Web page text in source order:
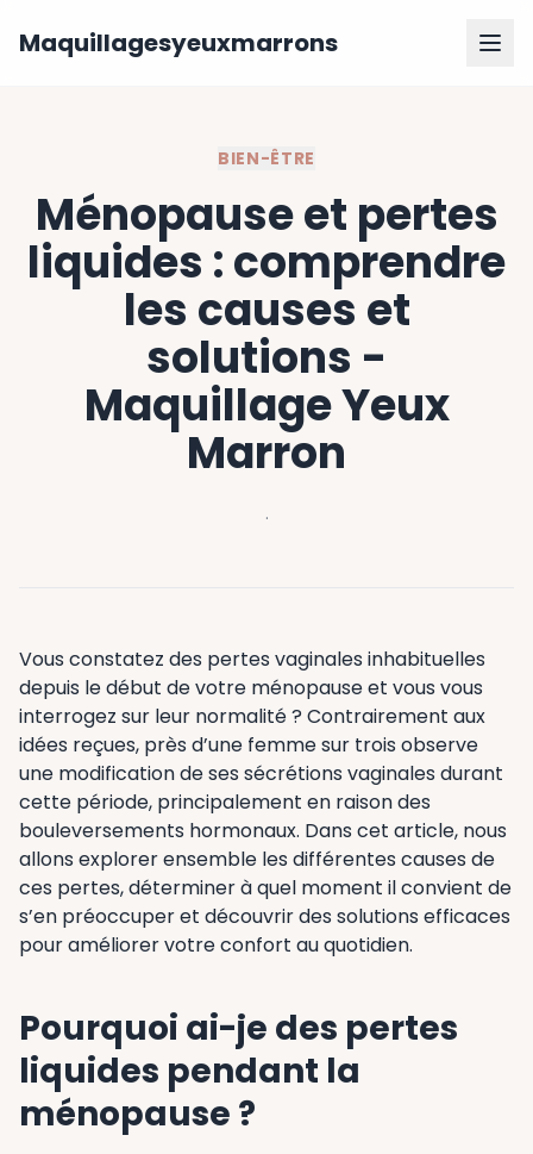
Maquillagesyeuxmarrons
BIEN-ÊTRE
Ménopause et pertes
liquides : comprendre
les causes et
solutions -
Maquillage Yeux
Marron
·
Vous constatez des pertes vaginales inhabituelles
depuis le début de votre ménopause et vous vous
interrogez sur leur normalité ? Contrairement aux
idées reçues, près d’une femme sur trois observe
une modification de ses sécrétions vaginales durant
cette période, principalement en raison des
bouleversements hormonaux. Dans cet article, nous
allons explorer ensemble les différentes causes de
ces pertes, déterminer à quel moment il convient de
s’en préoccuper et découvrir des solutions efficaces
pour améliorer votre confort au quotidien.
Pourquoi ai-je des pertes
liquides pendant la
ménopause ?